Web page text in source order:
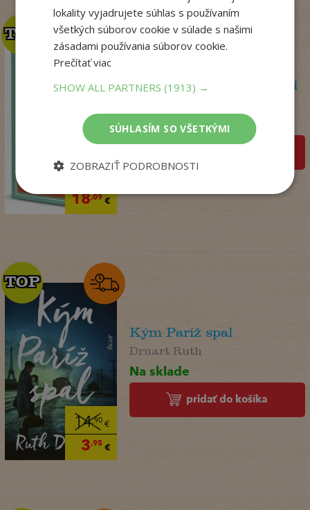
18,09€
TOP
TOP
Psychoterapeutka v akcii
Na sklade
14,90€
3,95€
TOP
TOP
Kým Paríž spal
Druart Ruth
Na sklade
pridať do košíka
lokality vyjadrujete súhlas s používaním
všetkých súborov cookie v súlade s našimi
zásadami používania súborov cookie.
Prečítať viac
SHOW ALL PARTNERS(1913) →
SÚHLASÍM SO VŠETKÝMI
ZOBRAZIŤ PODROBNOSTI